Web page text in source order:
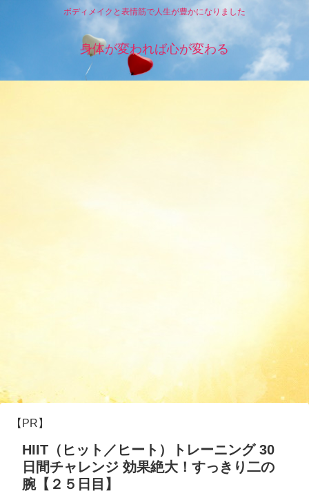
ボディメイクと表情筋で人生が豊かになりました
身体が変われば心が変わる
【PR】
HIIT（ヒット／ヒート）トレーニング 30
日間チャレンジ 効果絶大！すっきり二の
腕【２５日目】